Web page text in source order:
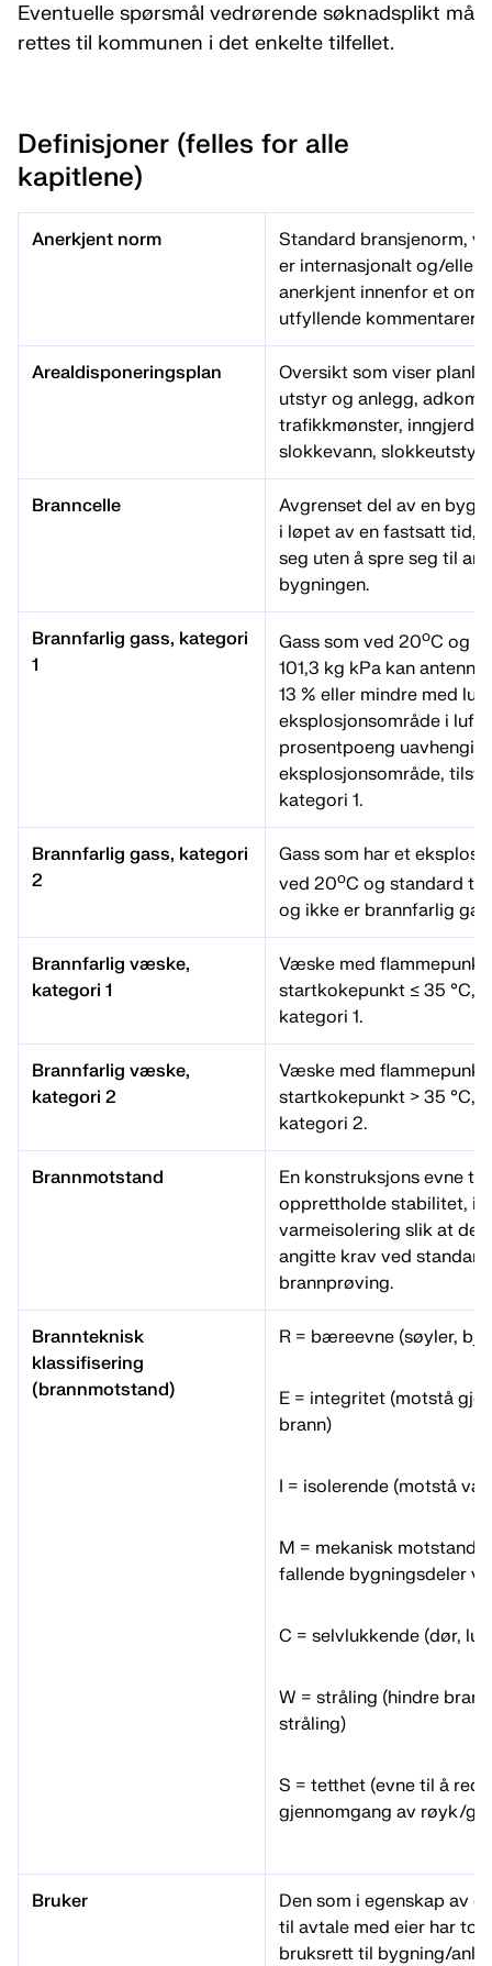
Eventuelle spørsmål vedrørende søknadsplikt må
rettes til kommunen i det enkelte tilfellet.
Definisjoner (felles for alle
kapitlene)
Anerkjent norm
Standard bransjenorm,
er internasjonalt og/eller
anerkjent innenfor et
utfyllende kommentarer,
Arealdisponeringsplan
Oversikt som viser
utstyr og anlegg,
trafikkmønster,
slokkevann, slokkeutstyr
Branncelle
Avgrenset del av en
i løpet av en fastsatt tid,
seg uten å spre seg til
bygningen.
Brannfarlig gass, kategori
1
Gass som ved 20oC og
101,3 kg kPa kan
13 % eller mindre med
eksplosjonsområde i luft
prosentpoeng uavhengig
eksplosjonsområde,
kategori 1.
Brannfarlig gass, kategori
2
Gass som har et
ved 20oC og standard
og ikke er brannfarlig
Brannfarlig væske,
kategori 1
Væske med flammepunkt
startkokepunkt ≤ 35 °C,
kategori 1.
Brannfarlig væske,
kategori 2
Væske med flammepunkt
startkokepunkt > 35 °C,
kategori 2.
Brannmotstand
En konstruksjons evne til
opprettholde stabilitet,
varmeisolering slik at
angitte krav ved
brannprøving.
Brannteknisk
klassifisering
(brannmotstand)
R = bæreevne (søyler,
E = integritet (motstå
brann)
I = isolerende (motstå
M = mekanisk
fallende bygningsdeler
C = selvlukkende (dør,
W = stråling (hindre
stråling)
S = tetthet (evne til å
gjennomgang av røyk/
Bruker
Den som i egenskap av
til avtale med eier har
bruksrett til bygning/